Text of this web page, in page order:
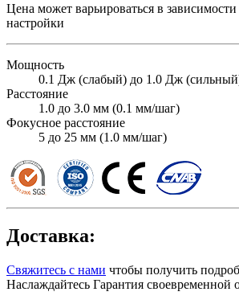
Цена может варьироваться в зависимости
настройки
Мощность
0.1 Дж (слабый) до 1.0 Дж
Расстояние
1.0 до 3.0 мм (0.1 мм/шаг)
Фокусное расстояние
5 до 25 мм (1.0 мм/шаг)
Доставка:
Свяжитесь с нами чтобы получить
Наслаждайтесь Гарантия своевременной